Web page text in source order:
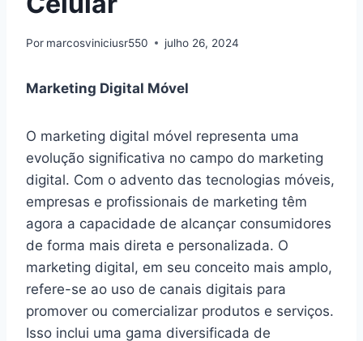
Por marcosviniciusr550 julho 26, 2024
Marketing Digital Móvel
O marketing digital móvel representa uma
evolução significativa no campo do marketing
digital. Com o advento das tecnologias móveis,
empresas e profissionais de marketing têm
agora a capacidade de alcançar consumidores
de forma mais direta e personalizada. O
marketing digital, em seu conceito mais amplo,
refere-se ao uso de canais digitais para
promover ou comercializar produtos e serviços.
Isso inclui uma gama diversificada de